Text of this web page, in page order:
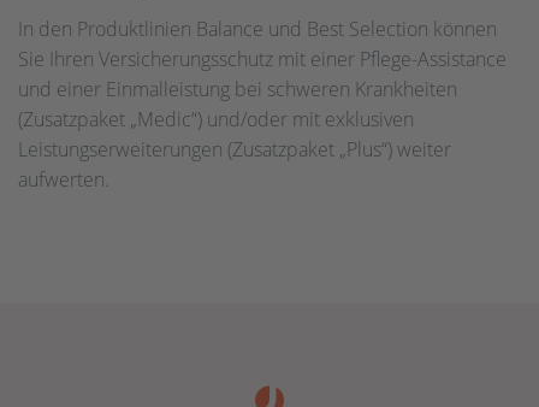
In den Produktlinien Balance und Best Selection können
Sie Ihren Versicherungsschutz mit einer Pflege-Assistance
und einer Einmalleistung bei schweren Krankheiten
(Zusatzpaket „Medic“) und/oder mit exklusiven
Leistungserweiterungen (Zusatzpaket „Plus“) weiter
aufwerten.